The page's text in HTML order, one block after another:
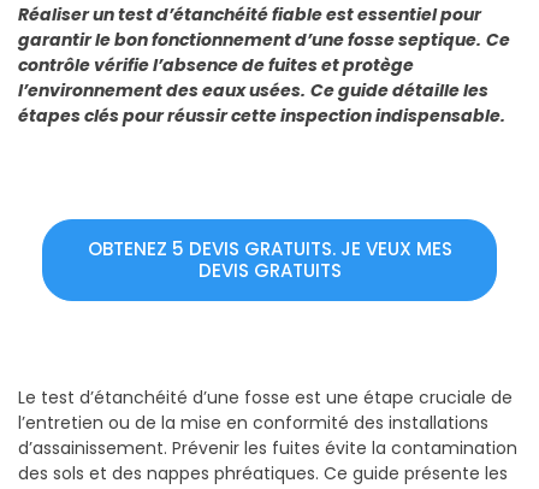
Réaliser un test d’étanchéité fiable est essentiel pour
garantir le bon fonctionnement d’une fosse septique. Ce
contrôle vérifie l’absence de fuites et protège
l’environnement des eaux usées. Ce guide détaille les
étapes clés pour réussir cette inspection indispensable.
OBTENEZ 5 DEVIS GRATUITS. JE VEUX MES
DEVIS GRATUITS
Le test d’étanchéité d’une fosse est une étape cruciale de
l’entretien ou de la mise en conformité des installations
d’assainissement. Prévenir les fuites évite la contamination
des sols et des nappes phréatiques. Ce guide présente les